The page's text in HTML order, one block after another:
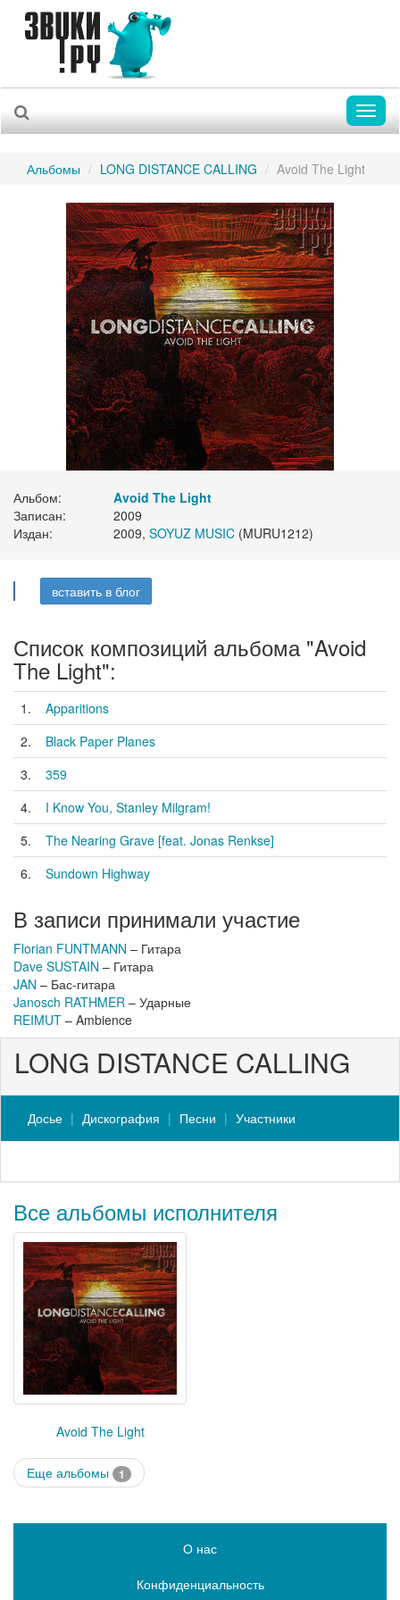
Альбомы LONG DISTANCE CALLING Avoid The Light
Альбом:
Avoid The Light
Записан:
2009
Издан:
2009, SOYUZ MUSIC (MURU1212)
вставить в блог
Список композиций альбома "Avoid
The Light":
1.
Apparitions
2.
Black Paper Planes
3.
359
4.
I Know You, Stanley Milgram!
5.
The Nearing Grave [feat. Jonas Renkse]
6.
Sundown Highway
В записи принимали участие
Florian FUNTMANN – Гитара
Dave SUSTAIN – Гитара
JAN – Бас-гитара
Janosch RATHMER – Ударные
REIMUT – Ambience
LONG DISTANCE CALLING
Досье Дискография Песни Участники
Все альбомы исполнителя
Avoid The Light
Еще альбомы 1
О нас
Конфиденциальность